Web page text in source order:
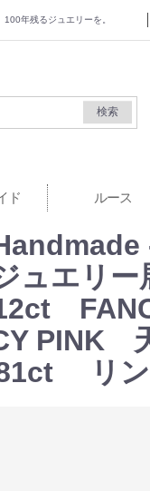
年残るジュエリーを。
検索
ド ルース
ュエリ
PINK
リ